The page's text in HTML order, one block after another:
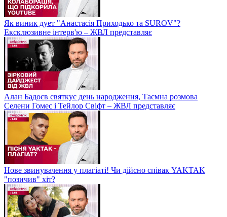
Як виник дует "Анастасія Приходько та SUROV"?
Ексклюзивне інтерв'ю – ЖВЛ представляє
Алан Бадоєв святкує день народження, Таємна розмова
Селени Гомес і Тейлор Свіфт – ЖВЛ представляє
Нове звинувачення у плагіаті! Чи дійсно співак YAKTAK
"позичив" хіт?